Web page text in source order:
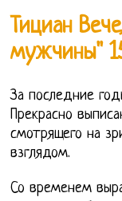
Тициан
мужчины"
За последние
Прекрасно
смотрящего на
взглядом.
Со временем